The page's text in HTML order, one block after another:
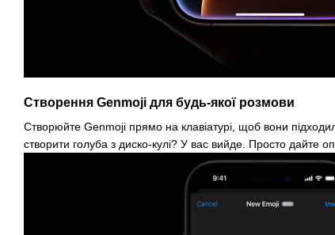
Створення Genmoji для будь-якої розмови
Створюйте Genmoji прямо на клавіатурі, щоб вони
створити голуба з диско-кулі? У вас вийде. Просто дайте